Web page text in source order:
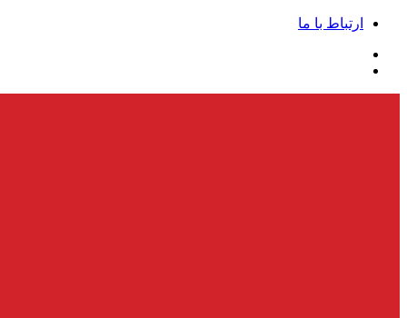
ارتباط با ما